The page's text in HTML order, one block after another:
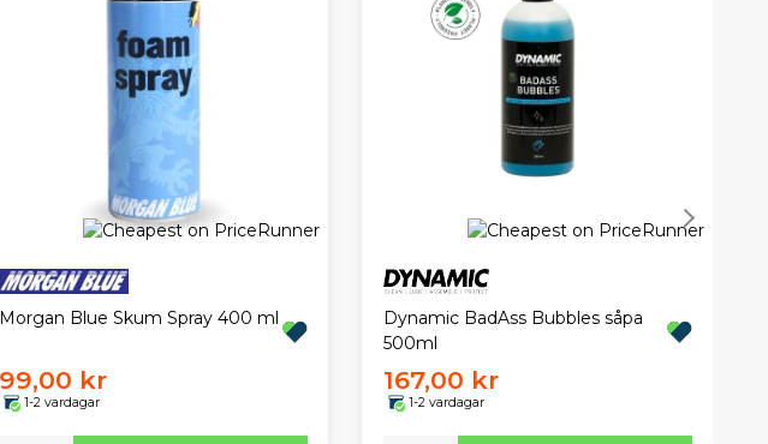
Morgan Blue Skum Spray 400 ml
99,00 kr
1-2 vardagar
Dynamic BadAss Bubbles såpa
500ml
167,00 kr
1-2 vardagar